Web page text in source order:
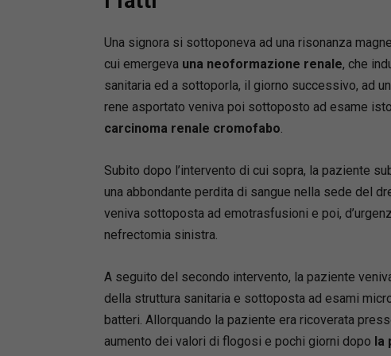
al
risarcitorie e
nesso di
liquidazione
consenso
mediazione,
azione
Analisi
introdotta
danni da
Una signora si sottoponeva ad una risonanza
cui emergeva una neoformazione renale, che
sanitaria ed a sottoporla, il giorno successivo, ad
rene asportato veniva poi sottoposto ad esame
carcinoma renale cromofabo
Subito dopo l’intervento di cui sopra, la paziente
una abbondante perdita di sangue nella sede del
veniva sottoposta ad emotrasfusioni e poi,
nefrectomia sinistra.
A seguito del secondo intervento, la paziente
della struttura sanitaria e sottoposta ad esami
batteri. Allorquando la paziente era ricoverata
aumento dei valori di flogosi e pochi giorni dopo la